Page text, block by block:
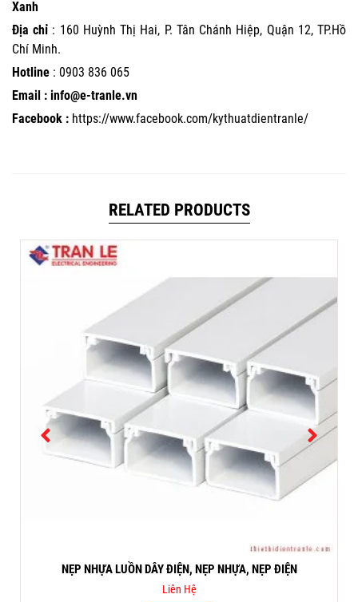
Xanh
Địa chỉ : 160 Huỳnh Thị Hai, P. Tân Chánh Hiệp, Quận 12, TP.Hồ
Chí Minh.
Hotline : 0903 836 065
Email : info@e-tranle.vn
Facebook : https://www.facebook.com/kythuatdientranle/
RELATED PRODUCTS
NẸP NHỰA LUỒN DÂY ĐIỆN, NẸP NHỰA, NẸP ĐIỆN
Liên Hệ